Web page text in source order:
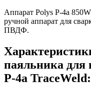
Аппарат Polys P-4a
ручной аппарат для
ПВДФ.
паяльника для
P-4a TraceWeld: